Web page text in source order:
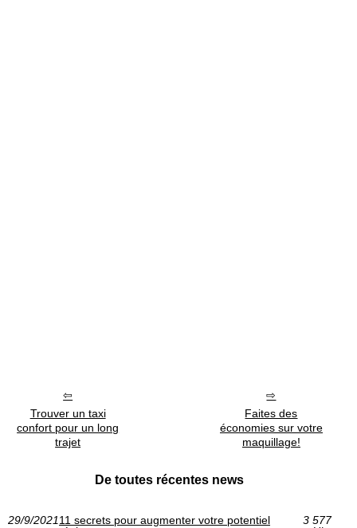
Trouver un taxi
confort pour un long
trajet
Faites des
économies sur votre
maquillage!
De toutes récentes news
29/9/202111 secrets pour augmenter votre potentiel
3 577